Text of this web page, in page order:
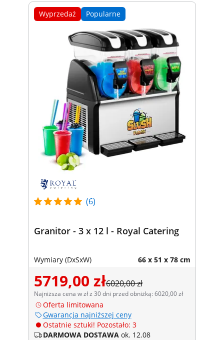
Wyprzedaż Popularne
(6)
Granitor - 3 x 12 l - Royal Catering
Wymiary (DxSxW) 66 x 51 x 78 cm
5719,00 zł6020,00 zł
Najniższa cena w zł z 30 dni przed obniżką: 6020,00 zł
Oferta limitowana
Gwarancja najniższej ceny
Ostatnie sztuki! Pozostało: 3
DARMOWA DOSTAWA ok. 12.08